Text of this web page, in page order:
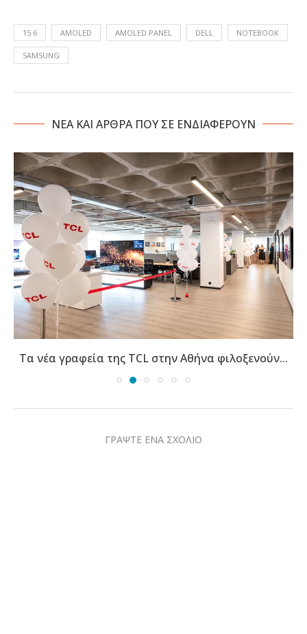
15.6 AMOLED AMOLED PANEL DELL NOTEBOOK
SAMSUNG
NΕΑ ΚΑΙ ΑΡΘΡΑ ΠΟΥ ΣΕ ΕΝΔΙΑΦΕΡΟΥΝ
Τα νέα γραφεία της TCL στην Αθήνα φιλοξενούν...
ΓΡΑΨΤΕ ΕΝΑ ΣΧΟΛΙΟ